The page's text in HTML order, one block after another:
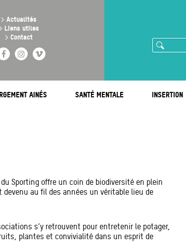
> Actualités
Liens utiles
> Contact
FacebookInstagram
Vimeo
Rechercher
AINÉS SANTÉ MENTALE INSERTION
Sporting offre un coin de biodiversité en plein
devenu au fil des années un véritable lieu de
s’y retrouvent pour entretenir le potager,
plantes et convivialité dans un esprit de